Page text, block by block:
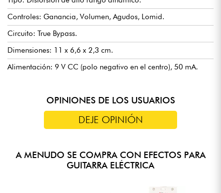
Controles: Ganancia, Volumen, Agudos, Lomid.
Circuito: True Bypass.
Dimensiones: 11 x 6,6 x 2,3 cm.
Alimentación: 9 V CC (polo negativo en el centro), 50 mA.
OPINIONES DE LOS USUARIOS
DEJE OPINIÓN
A MENUDO SE COMPRA CON EFECTOS PARA
GUITARRA ELÉCTRICA